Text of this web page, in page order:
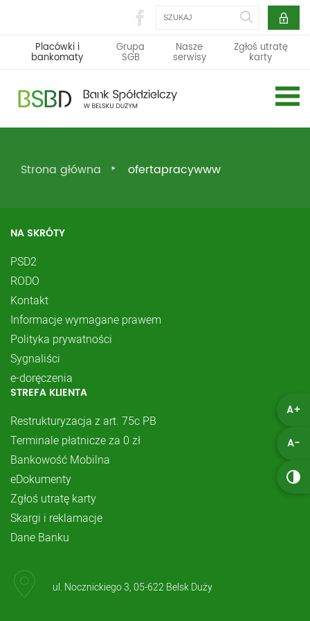
A+
A-
Szukaj
Placówki i
bankomaty
Grupa
SGB
Nasze
serwisy
Zgłoś utratę
karty
Strona główna ofertapracywww
NA SKRÓTY
PSD2
RODO
Kontakt
Informacje wymagane prawem
Polityka prywatności
Sygnaliści
e-doręczenia
STREFA KLIENTA
Restrukturyzacja z art. 75c PB
Terminale płatnicze za 0 zł
Bankowość Mobilna
eDokumenty
Zgłoś utratę karty
Skargi i reklamacje
Dane Banku
ul. Nocznickiego 3, 05-622 Belsk Duży